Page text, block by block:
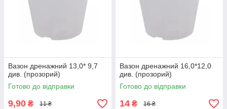
Вазон дренажний 13,0* 9,7
див. (прозорий)
Готово до відправки
9,90 ₴ 11 ₴
Вазон дренажний 16,0*12,0
див. (прозорий)
Готово до відправки
14 ₴ 16 ₴